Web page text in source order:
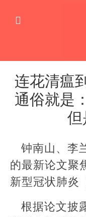
连花清瘟
通俗就是
钟南山、李
的最新论文聚
新型冠状肺炎
根据论文披